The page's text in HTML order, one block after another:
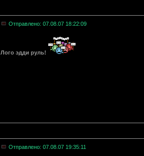
Отправлено: 07.08.07 18:22:09
Лого эдди руль!
Отправлено: 07.08.07 19:35:11